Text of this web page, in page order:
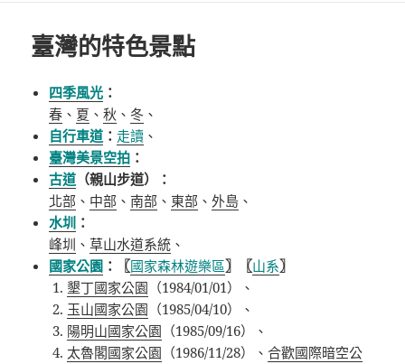
臺灣的特色景點
四季風光 ：
春 、 夏 、秋 、 冬 、
自行車道 ： 走讀 、
臺灣美景空拍 ：
古道 （親山步道）：
北部 、 中部 、 南部 、 東部 、外島 、
水圳 ：
峰圳 、草山水道系統 、
國家公園 ： 〖國家森林遊樂區〗〖山系〗
墾丁國家公園 （1984/01/01）、
玉山國家公園 （1985/04/10）、
陽明山國家公園 （1985/09/16）、
太魯閣國家公園 （1986/11/28）、合歡國際暗空公